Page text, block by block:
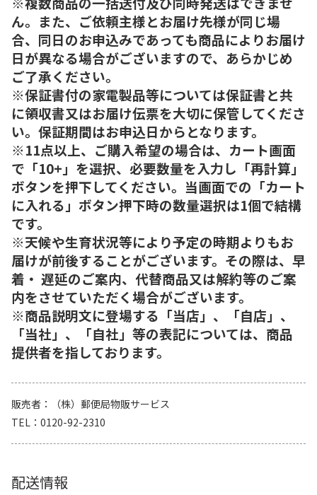
ん。また、ご依頼主様とお届け先様が同じ場
合、同日のお申込みであっても商品によりお届け
日が異なる場合がございますので、あらかじめ
ご了承ください。
※保証書付の家電製品等については保証書と共
に領収書又はお届け伝票を大切に保管してくださ
い。保証期間はお申込日からとなります。
※11点以上、ご購入希望の場合は、カート画面
で「10+」を選択、必要数量を入力し「再計算」
ボタンを押下してください。当画面での「カート
に入れる」ボタン押下時の数量選択は1個で結構
です。
※天候や生育状況等により予定の時期よりもお
届けが前後することがございます。その際は、早
着・ 遅延のご案内、代替商品又は解約等のご案
内をさせていただく場合がございます。
※商品説明文に登場する「当店」、「自店」、
「当社」、「自社」等の表記については、商品
提供者を指しております。
販売者
（株）郵便局物販サービス
TEL
0120-92-2310
配送情報